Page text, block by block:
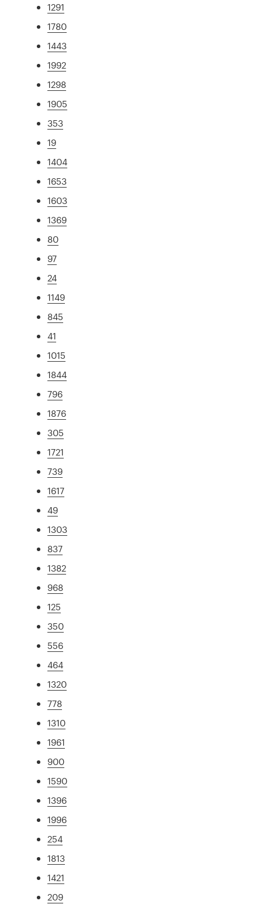
1291
1780
1443
1992
1298
1905
353
19
1404
1653
1603
1369
80
97
24
1149
845
41
1015
1844
796
1876
305
1721
739
1617
49
1303
837
1382
968
125
350
556
464
1320
778
1310
1961
900
1590
1396
1996
254
1813
1421
209